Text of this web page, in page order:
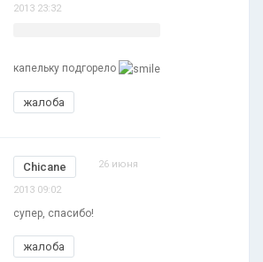
2013 23:32
капельку подгорело
жалоба
Chicane 26 июня
2013 09:02
супер, спасибо!
жалоба